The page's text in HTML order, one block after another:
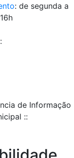
: de segunda a
de Informação
::